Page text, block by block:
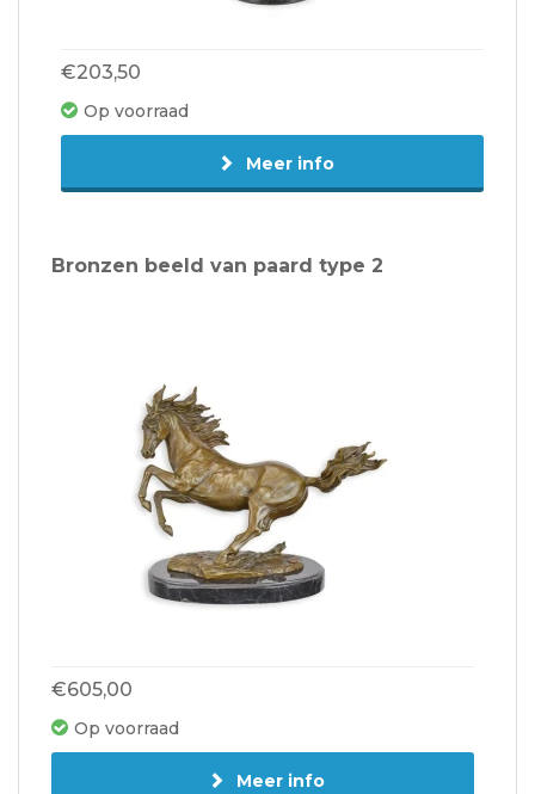
€203,50
Op voorraad
Meer info
Bronzen beeld van paard type 2
€605,00
Op voorraad
Meer info